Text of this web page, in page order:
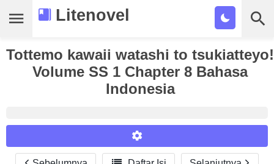
Litenovel
Daftar Novel
Tamat
Bookmark
Tottemo kawaii watashi to tsukiatteyo!
Volume SS 1 Chapter 8 Bahasa
Indonesia